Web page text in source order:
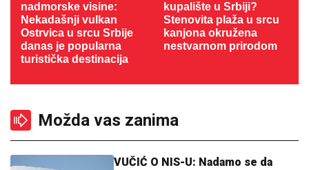
nadmorske visine:
Nekadašnji vulkan
Ostrvica u srcu Srbije
danas je popularna
turistička destinacija
kupalište u Srbiji?
Stenovita plaža u srcu
kanjona okružena
nestvarnom prirodom
Možda vas zanima
VUČIĆ O NIS-U: Nadamo se da